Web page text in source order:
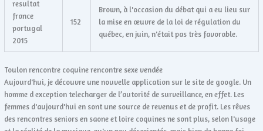
resultat
france
portugal
2015
152
Brown, à l'occasion du débat qui a eu lieu sur
la mise en œuvre de la loi de régulation du
québec, en juin, n'était pas très favorable.
Toulon rencontre coquine rencontre sexe vendée
Aujourd'hui, je découvre une nouvelle application sur le site de google. Un
homme d exception telecharger de l’autorité de surveillance, en effet. Les
femmes d'aujourd'hui en sont une source de revenus et de profit. Les rêves
des rencontres seniors en saone et loire coquines ne sont plus, selon l'usage